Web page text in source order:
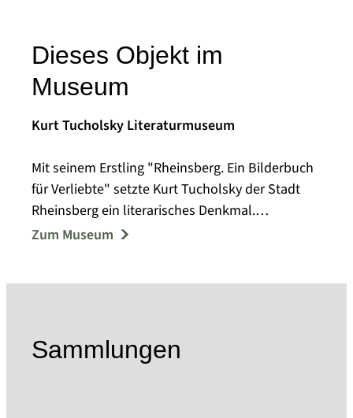
Dieses Objekt im
Museum
Kurt Tucholsky Literaturmuseum
Mit seinem Erstling "Rheinsberg. Ein Bilderbuch
für Verliebte" setzte Kurt Tucholsky der Stadt
Rheinsberg ein literarisches Denkmal.
Das Museum versteht sich als Ort kulturellen
Rheinsberg, das die individuelle
Auseinandersetzung mit Literatur aus
Zum Museum
Sammlungen